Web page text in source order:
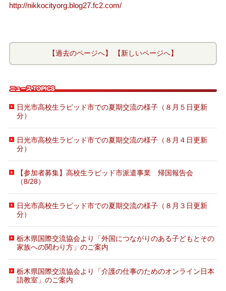
http://nikkocityorg.blog27.fc2.com/
【過去のページへ】 【新しいページへ】
日光市高校生ラピッド市での夏期交流の様子（８月５日更新
分）
日光市高校生ラピッド市での夏期交流の様子（８月４日更新
分）
【参加者募集】高校生ラピッド市派遣事業 帰国報告会
（8/28）
日光市高校生ラピッド市での夏期交流の様子（８月３日更新
分）
栃木県国際交流協会より「外国につながりのある子どもとその
家族への関わり方」のご案内
栃木県国際交流協会より「介護の仕事のためのオンライン日本
語教室」のご案内